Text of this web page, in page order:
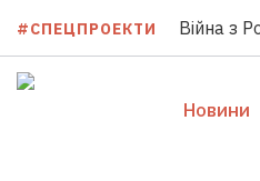
#СПЕЦПРОЕКТИ Війна з
Новини